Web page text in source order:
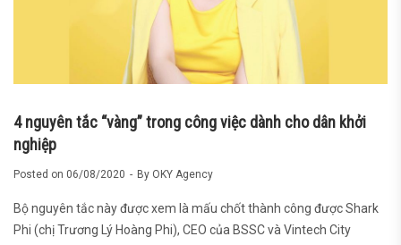
4 nguyên tắc “vàng” trong công việc dành cho dân khởi
nghiệp
Posted on 06/08/2020 By OKY Agency
Bộ nguyên tắc này được xem là mấu chốt thành công được Shark
Phi (chị Trương Lý Hoàng Phi), CEO của BSSC và Vintech City